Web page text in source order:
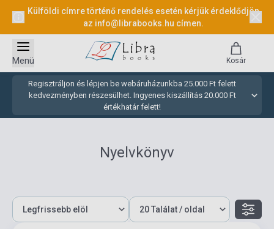
Külföldi címre történő rendelés esetén kérjük érdeklődjön
az info@librabooks.hu címen.
Regisztráljon és lépjen be webáruházunkba 25.000 Ft felett
kedvezményben részesülhet. Ingyenes kiszállítás 20.000 Ft
értékhatár felett!
Menü Kosár
Nyelvkönyv